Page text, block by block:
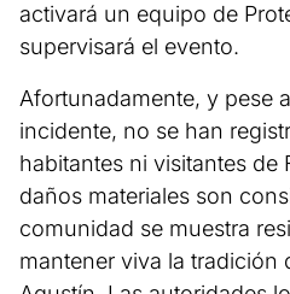
activará un equipo de
supervisará el evento.
Afortunadamente, y pese
incidente, no se han
habitantes ni visitantes de
daños materiales son
comunidad se muestra
mantener viva la tradición